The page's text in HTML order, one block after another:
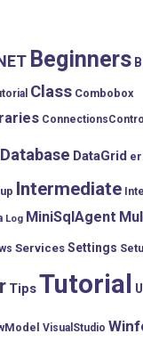
Beginners
Class Combobox
ConnectionsControl
Database DataGrid
Intermediate
Log MiniSqlAgent
Services Settings
TipsTutorial
VisualStudio